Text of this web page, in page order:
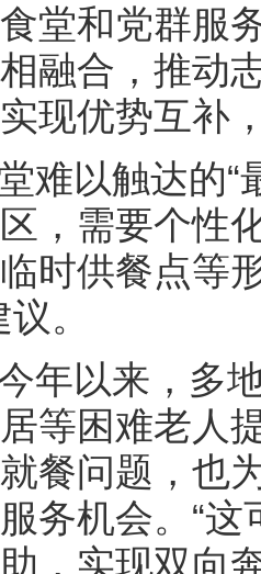
堂和党群服
融合，推动
现优势互补
难以触达的“
，需要个性
时供餐点等
。
年以来，多
等困难老人
餐问题，也
务机会。“
，实现双向